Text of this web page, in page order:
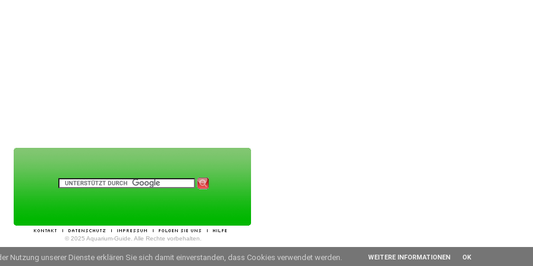
© 2025 Aquarium-Guide. Alle Rechte vorbehalten.
Nutzung unserer Dienste erklären Sie sich damit einverstanden, dass Cookies verwendet werden. WEITERE INFORMATIONEN OK